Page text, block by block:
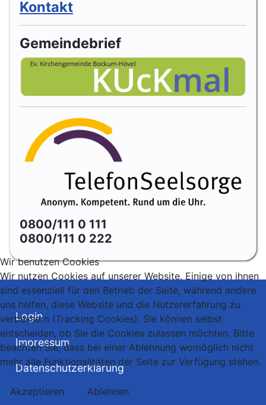
Kontakt
Gemeindebrief
0800/111 0 111
0800/111 0 222
Login
Impressum
Datenschutzerklärung
Wir benutzen Cookies
Wir nutzen Cookies auf unserer Website. Einige von ihnen
sind essenziell für den Betrieb der Seite, während andere
uns helfen, diese Website und die Nutzererfahrung zu
verbessern (Tracking Cookies). Sie können selbst
entscheiden, ob Sie die Cookies zulassen möchten. Bitte
beachten Sie, dass bei einer Ablehnung womöglich nicht
mehr alle Funktionalitäten der Seite zur Verfügung stehen.
Akzeptieren Ablehnen